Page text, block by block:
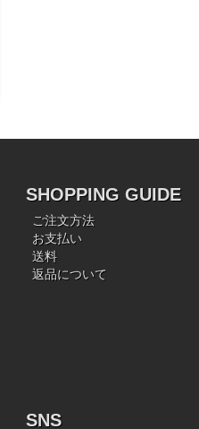
SHOPPING GUIDE
ご注文方法
お支払い
送料
返品について
SNS